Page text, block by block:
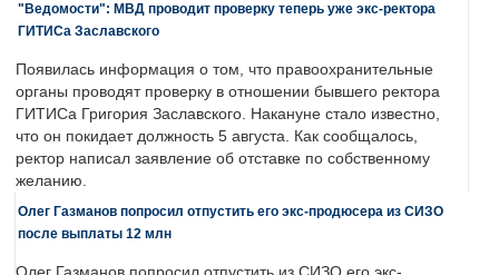
"Ведомости": МВД проводит проверку теперь уже экс-ректора
ГИТИСа Заславского
Появилась информация о том, что правоохранительные
органы проводят проверку в отношении бывшего ректора
ГИТИСа Григория Заславского. Накануне стало известно,
что он покидает должность 5 августа. Как сообщалось,
ректор написал заявление об отставке по собственному
желанию.
Олег Газманов попросил отпустить его экс-продюсера из СИЗО
после выплаты 12 млн